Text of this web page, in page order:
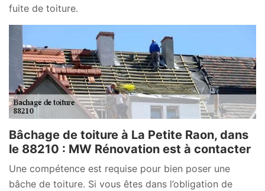
fuite de toiture.
Bâchage de toiture à La Petite Raon, dans
le 88210 : MW Rénovation est à contacter
Une compétence est requise pour bien poser une
bâche de toiture. Si vous êtes dans l’obligation de